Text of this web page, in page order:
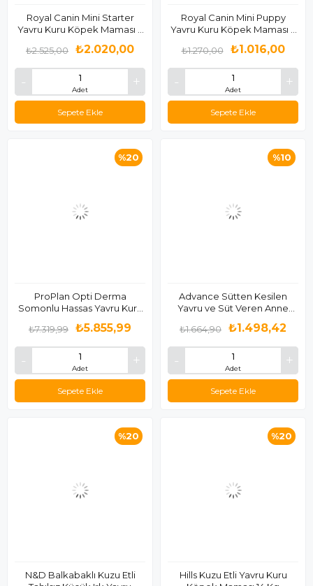
Royal Canin Mini Starter
Yavru Kuru Köpek Maması 4
Adet
₺2.020,00
₺2.525,00
Sepete Ekle
Royal Canin Mini Puppy
Yavru Kuru Köpek Maması 2
Adet
₺1.016,00
₺1.270,00
Sepete Ekle
ProPlan Opti Derma
Somonlu Hassas Yavru Kuru
Adet
₺5.855,99
₺7.319,99
Sepete Ekle
%20
Advance Sütten Kesilen
Yavru ve Süt Veren Anne
Adet
₺1.498,42
₺1.664,90
Sepete Ekle
%10
N&D Balkabaklı Kuzu Etli
%20
Hills Kuzu Etli Yavru Kuru
%20